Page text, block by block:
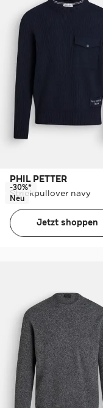
PHIL PETTER
Strickpullover navy
-30%*
Neu
Jetzt shoppen